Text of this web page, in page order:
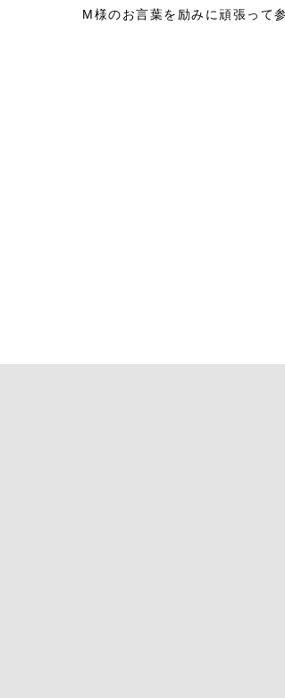
M様のお言葉を励みに頑張って